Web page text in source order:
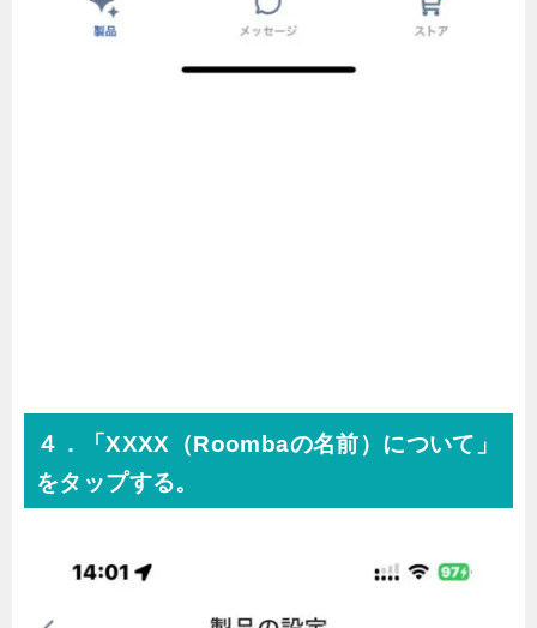
４．「XXXX（Roombaの名前）について」
をタップする。